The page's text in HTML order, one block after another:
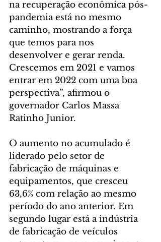
na recuperação econômica pós-
pandemia está no mesmo
caminho, mostrando a força
que temos para nos
desenvolver e gerar renda.
Crescemos em 2021 e vamos
entrar em 2022 com uma boa
perspectiva”, afirmou o
governador Carlos Massa
Ratinho Junior.
O aumento no acumulado é
liderado pelo setor de
fabricação de máquinas e
equipamentos, que cresceu
63,6% com relação ao mesmo
período do ano anterior. Em
segundo lugar está a indústria
de fabricação de veículos